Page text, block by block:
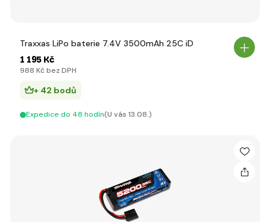
Traxxas LiPo baterie 7.4V 3500mAh 25C iD
1 195 Kč
988 Kč bez DPH
+ 42 bodů
Expedice do 48 hodín(U vás 13.08.)